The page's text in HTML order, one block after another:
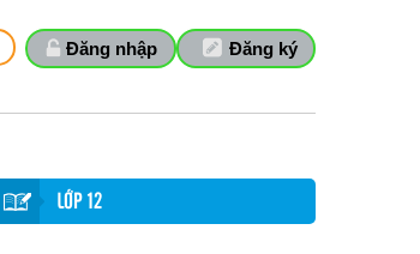
Đăng ký
Đăng nhập
LỚP 12